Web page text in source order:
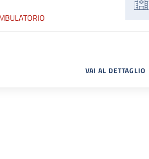
VAI AL DETTAGLIO